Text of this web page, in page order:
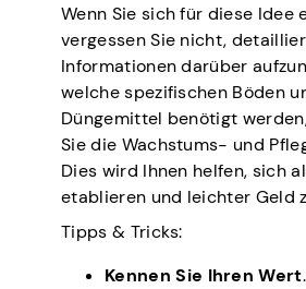
Wenn Sie sich für diese Idee
vergessen Sie nicht,
Informationen darüber
welche spezifischen Böden
Düngemittel benötigt
Sie die Wachstums- und
Dies wird Ihnen helfen, sich
etablieren und leichter Geld
Tipps & Tricks:
Kennen Sie Ihren Wert